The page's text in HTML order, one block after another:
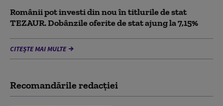
Românii pot investi din nou în titlurile de stat
TEZAUR. Dobânzile oferite de stat ajung la 7,15%
CITEȘTE MAI MULTE
Recomandările redacţiei